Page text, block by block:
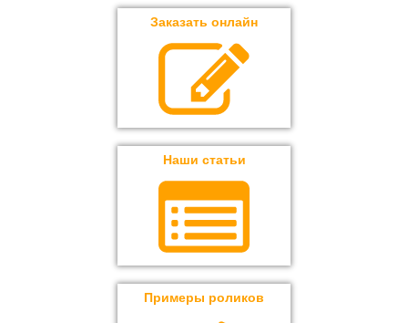
Заказать онлайн
Наши статьи
Примеры роликов